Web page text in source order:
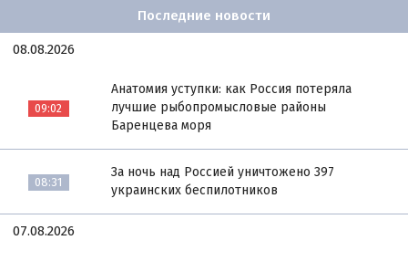
Последние новости
08.08.2026
09:02
Анатомия уступки: как Россия потеряла
лучшие рыбопромысловые районы
Баренцева моря
08:31
За ночь над Россией уничтожено 397
украинских беспилотников
07.08.2026